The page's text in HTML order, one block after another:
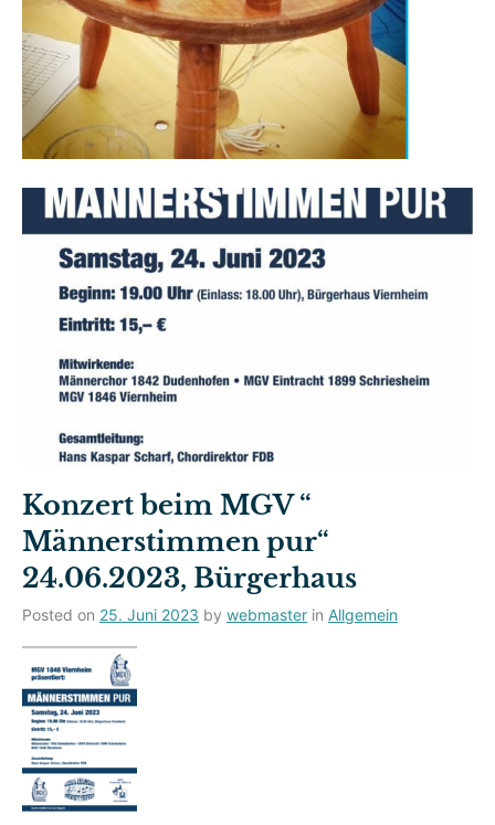
Konzert beim MGV “
Männerstimmen pur“
24.06.2023, Bürgerhaus
Posted on 25. Juni 2023 by webmaster in Allgemein